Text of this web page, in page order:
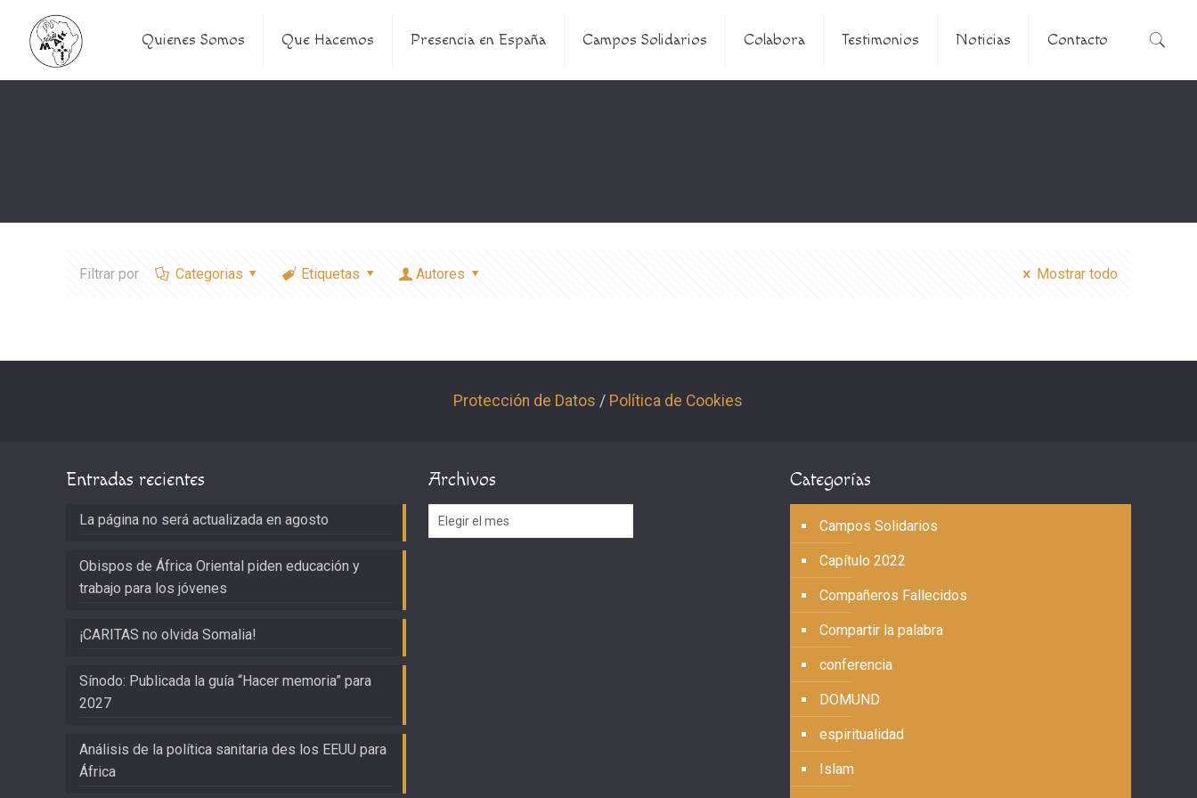
Quienes Somos Que Hacemos Presencia en España Campos Solidarios Colabora Testimonios Noticias Contacto
Filtrar por Categorias Etiquetas Autores Mostrar todo
Protección de Datos / Política de Cookies
Entradas recientes
La página no será actualizada en agosto
Obispos de África Oriental piden educación y
trabajo para los jóvenes
¡CARITAS no olvida Somalia!
Sínodo: Publicada la guía “Hacer memoria” para
2027
Análisis de la política sanitaria des los EEUU para
África
Archivos
Archivos
Categorías
Campos Solidarios
Capítulo 2022
Compañeros Fallecidos
Compartir la palabra
conferencia
DOMUND
espiritualidad
Islam